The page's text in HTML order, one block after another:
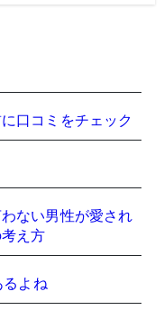
口コミをチェック
ない男性が愛され
え方
よね